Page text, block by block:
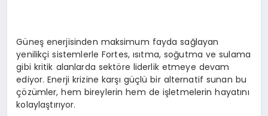
Güneş enerjisinden maksimum fayda sağlayan
yenilikçi sistemlerle Fortes, ısıtma, soğutma ve sulama
gibi kritik alanlarda sektöre liderlik etmeye devam
ediyor. Enerji krizine karşı güçlü bir alternatif sunan bu
çözümler, hem bireylerin hem de işletmelerin hayatını
kolaylaştırıyor.